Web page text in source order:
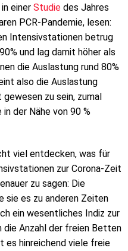
einer Studie des Jahres
PCR-Pandemie, lesen:
Intensivstationen betrug
und lag damit höher als
die Auslastung rund 80%
also die Auslastung
zu sein, zumal
der Nähe von 90 %
viel entdecken, was für
zur Corona-Zeit
zu sagen: Die
sie es zu anderen Zeiten
ein wesentliches Indiz zur
Anzahl der freien Betten
es hinreichend viele freie